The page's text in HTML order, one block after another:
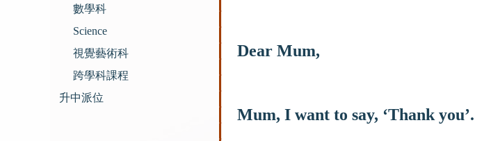
數學科
Science
視覺藝術科
跨學科課程
升中派位
Dear Mum,
Mum, I want to say, ‘Thank you’.